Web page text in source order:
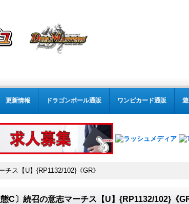
更新情報 ドラゴンボール通販 ワンピカード通販
ス【U】{RP1132/102}《GR》
C〕続召の意志マーチス【U】{RP1132/102}《